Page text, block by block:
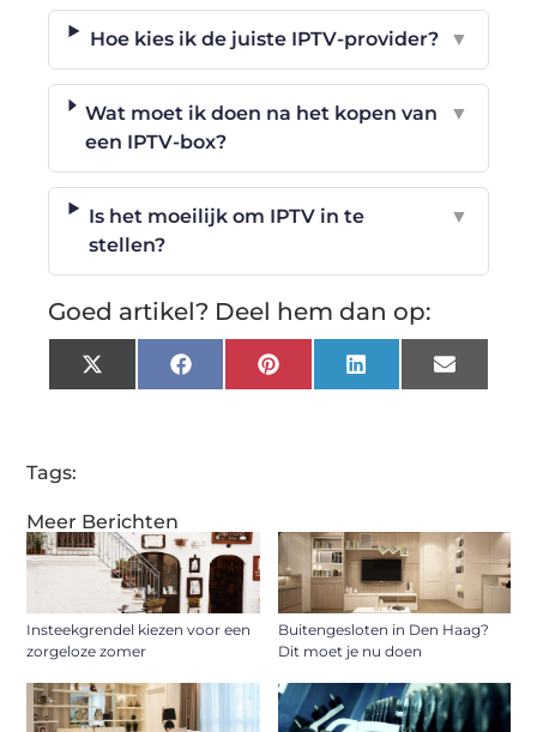
Meer Berichten
Insteekgrendel kiezen voor een
zorgeloze zomer
Buitengesloten in Den Haag?
Dit moet je nu doen
Hoe kies ik de juiste IPTV-provider? ▼
Wat moet ik doen na het kopen van
een IPTV-box?
▼
Is het moeilijk om IPTV in te
stellen?
▼
Goed artikel? Deel hem dan op:
X
(Twitter)
FacebookPinterestLinkedInEmail
Tags: